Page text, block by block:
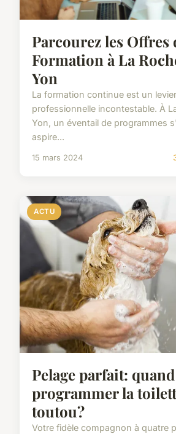
Parcourez les Offres
Formation à La
Yon
La formation continue est un
professionnelle incontestable. À
Yon, un éventail de programmes
aspire...
15 mars 2024
ACTU
Pelage parfait: quand
programmer la
toutou?
Votre fidèle compagnon à quatre